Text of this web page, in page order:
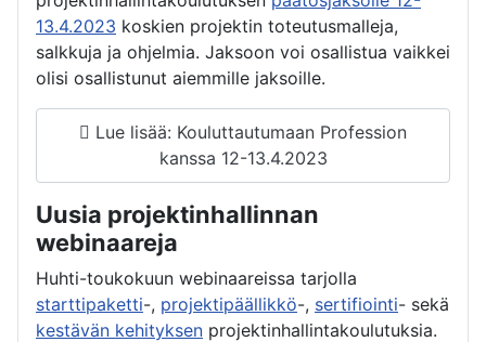
13.4.2023 koskien projektin toteutusmalleja,
salkkuja ja ohjelmia. Jaksoon voi osallistua vaikkei
olisi osallistunut aiemmille jaksoille.
Lue lisää: Kouluttautumaan Profession
kanssa 12-13.4.2023
Uusia projektinhallinnan
webinaareja
Huhti-toukokuun webinaareissa tarjolla
starttipaketti-, projektipäällikkö-, sertifiointi- sekä
kestävän kehityksen projektinhallintakoulutuksia.